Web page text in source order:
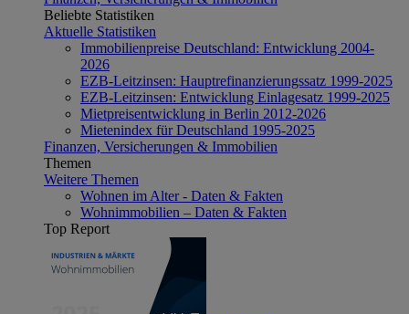
Beliebte Statistiken
Aktuelle Statistiken
Immobilienpreise Deutschland: Entwicklung 2004-
2026
EZB-Leitzinsen: Hauptrefinanzierungssatz 1999-2025
EZB-Leitzinsen: Entwicklung Einlagesatz 1999-2025
Mietpreisentwicklung in Berlin 2012-2026
Mietenindex für Deutschland 1995-2025
Finanzen, Versicherungen & Immobilien
Themen
Weitere Themen
Wohnen im Alter - Daten & Fakten
Wohnimmobilien – Daten & Fakten
Top Report